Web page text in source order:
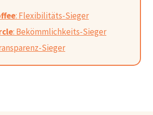
: Flexibilitäts-Sieger
: Bekömmlichkeits-Sieger
Sieger